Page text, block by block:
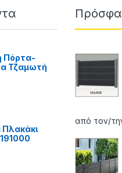
Πόρτα-
Τζαμωτή
από τον/